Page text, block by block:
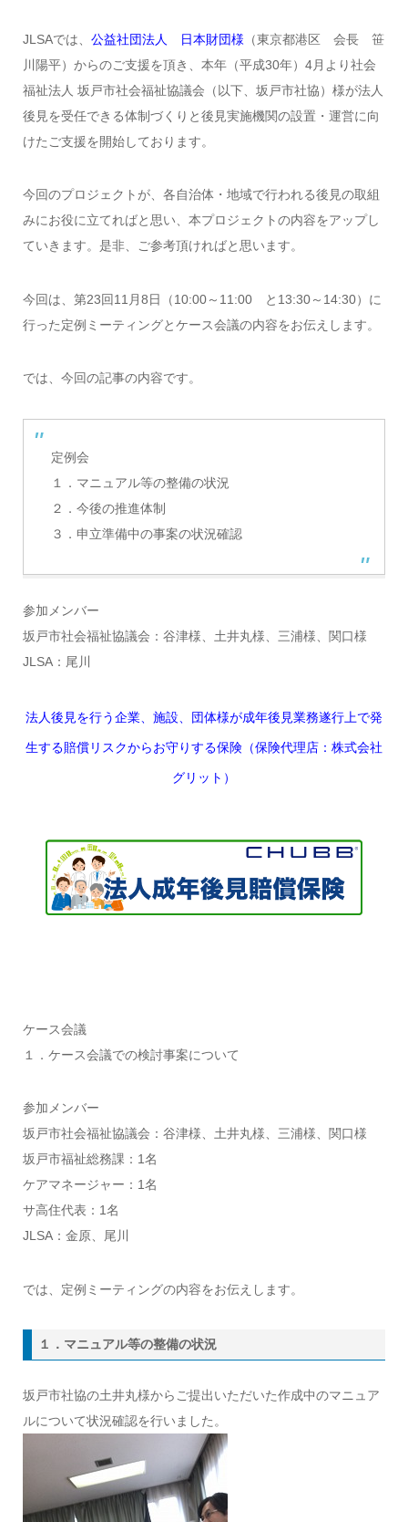
JLSAでは、 公益社団法人 日本財団様 （東京都港区 会長 笹
川陽平）からのご支援を頂き、本年（平成30年）4月より社会
福祉法人 坂戸市社会福祉協議会（以下、坂戸市社協）様が法人
後見を受任できる体制づくりと後見実施機関の設置・運営に向
けたご支援を開始しております。
今回のプロジェクトが、各自治体・地域で行われる後見の取組
みにお役に立てればと思い、本プロジェクトの内容をアップし
ていきます。是非、ご参考頂ければと思います。
今回は、第23回11月8日（10:00～11:00 と13:30～14:30）に
行った定例ミーティングとケース会議の内容をお伝えします。
では、今回の記事の内容です。
定例会
１．マニュアル等の整備の状況
２．今後の推進体制
３．申立準備中の事案の状況確認
参加メンバー
坂戸市社会福祉協議会：谷津様、土井丸様、三浦様、関口様
JLSA：尾川
法人後見を行う企業、施設、団体様が成年後見業務遂行上で発
生する賠償リスクからお守りする保険（保険代理店：株式会社
グリット）
ケース会議
１．ケース会議での検討事案について
参加メンバー
坂戸市社会福祉協議会：谷津様、土井丸様、三浦様、関口様
坂戸市福祉総務課：1名
ケアマネージャー：1名
サ高住代表：1名
JLSA：金原、尾川
では、定例ミーティングの内容をお伝えします。
１．マニュアル等の整備の状況
坂戸市社協の土井丸様からご提出いただいた作成中のマニュア
ルについて状況確認を行いました。